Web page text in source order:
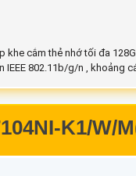
khe cắm thẻ nhớ tối đa
IEEE 802.11b/g/n , khoảng
K1/W/